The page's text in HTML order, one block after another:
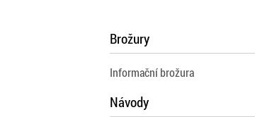
Brožury
Informační brožura
Návody